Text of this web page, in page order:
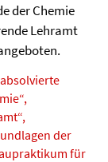
der Chemie
Lehramt
der
für